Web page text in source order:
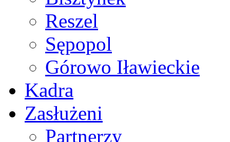
Reszel
Sępopol
Górowo Iławieckie
Kadra
Zasłużeni
Partnerzy